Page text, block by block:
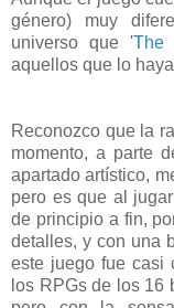
género) muy
universo que 'The
aquellos que lo
Reconozco que la
momento, a parte
apartado artístico,
pero es que al
de principio a fin,
detalles, y con una
este juego fue casi
los RPGs de los 16